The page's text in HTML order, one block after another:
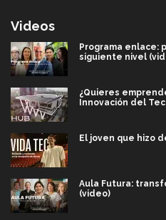
Videos
Programa enlace:
siguiente nivel
¿Quieres
Innovación del
El joven que hizo
Aula Futura:
(video)